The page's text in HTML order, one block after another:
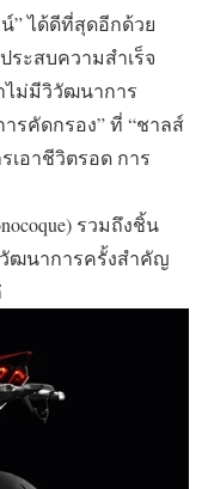
” ได้ดีที่สุดอีกด้วย
ระสบความสำเร็จ
ไม่มีวิวัฒนาการ
รคัดกรอง” ที่ “ชาลส์
เอาชีวิตรอด การ
รวมถึงชิ้น
ฒนาการครั้งสำคัญ